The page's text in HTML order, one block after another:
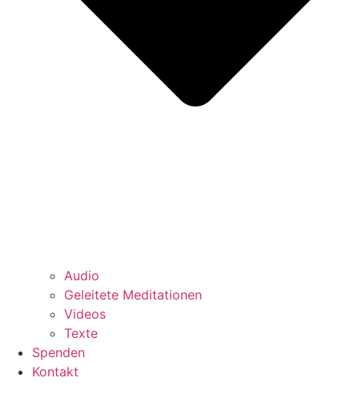
Audio
Geleitete Meditationen
Videos
Texte
Spenden
Kontakt